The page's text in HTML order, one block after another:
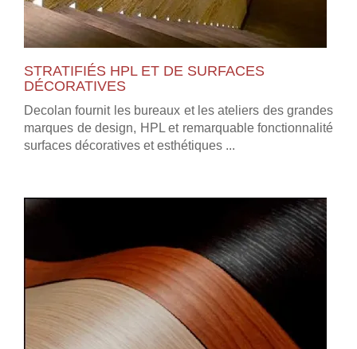
STRATIFIÉS HPL ET DE SURFACES
DÉCORATIVES
Decolan fournit les bureaux et les ateliers des grandes
marques de design, HPL et remarquable fonctionnalité
surfaces décoratives et esthétiques ...